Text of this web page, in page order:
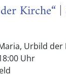
Kirche“
Urbild der
Uhr